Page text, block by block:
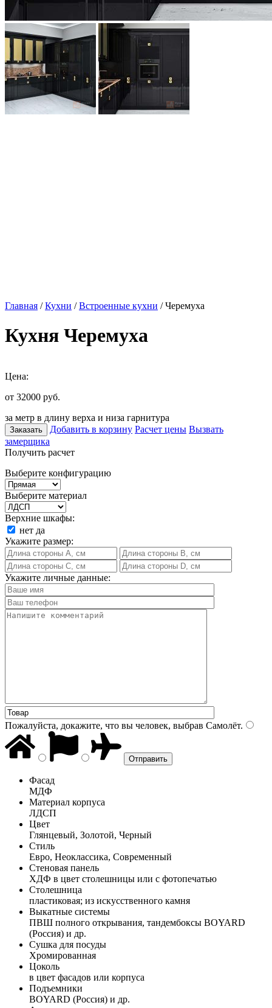
Главная /Кухни /Встроенные кухни / Черемуха
Кухня Черемуха
Цена:
от 32000 руб.
за метр в длину верха и низа гарнитура
Заказать Добавить в корзину Расчет цены Вызвать
замерщика
Получить расчет
Выберите конфигурацию
Выберите материал
Верхние шкафы:
нет да
Укажите размер:
Укажите личные данные:
Пожалуйста, докажите, что вы человек, выбрав Самолёт.
Фасад
МДФ
Материал корпуса
ЛДСП
Цвет
Глянцевый, Золотой, Черный
Стиль
Евро, Неоклассика, Современный
Стеновая панель
ХДФ в цвет столешницы или с фотопечатью
Столешница
пластиковая; из искусственного камня
Выкатные системы
ПВШ полного открывания, тандембоксы BOYARD
(Россия) и др.
Сушка для посуды
Хромированная
Цоколь
в цвет фасадов или корпуса
Подъемники
BOYARD (Россия) и др.